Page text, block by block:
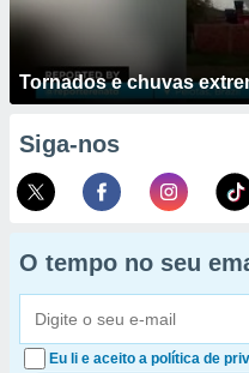
Tornados e chuvas
Siga-nos
O tempo no seu
Eu li e aceito a política de